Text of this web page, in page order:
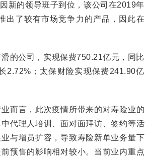
的领导班子到位，该公司在2019年
出了较有市场竞争力的产品，因此在
的公司，实现保费750.21亿元，同比
2.72%；太保财险实现保费241.90亿
言，此次疫情所带来的对寿险业的
代理人培训、面对面拜访、签约等活
与增员扩容，导致寿险新单业务量下
预售的影响相对较小。当前业内重点